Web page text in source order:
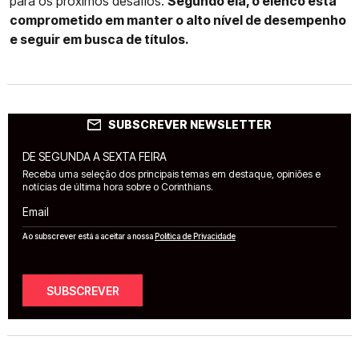
comprometido em manter o alto nível de desempenho
e seguir em busca de títulos.
SUBSCREVER NEWSLETTER
DE SEGUNDA A SEXTA FEIRA
Receba uma seleção dos principais temas em destaque, opiniões e
notícias de última hora sobre o Corinthians.
Email
Ao subscrever está a aceitar a nossaPolítica de Privacidade
SUBSCREVER